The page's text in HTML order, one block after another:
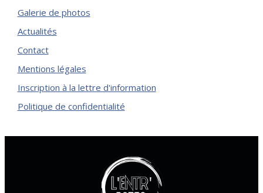
Galerie de photos
Actualités
Contact
Mentions légales
Inscription à la lettre d'information
Politique de confidentialité